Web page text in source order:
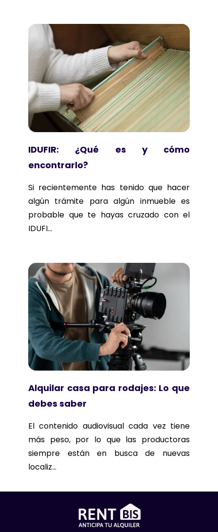
IDUFIR: ¿Qué es y cómo
encontrarlo?
Si recientemente has tenido que hacer
algún trámite para algún inmueble es
probable que te hayas cruzado con el
IDUFI...
Alquilar casa para rodajes: Lo que
debes saber
El contenido audiovisual cada vez tiene
más peso, por lo que las productoras
siempre están en busca de nuevas
localiz...